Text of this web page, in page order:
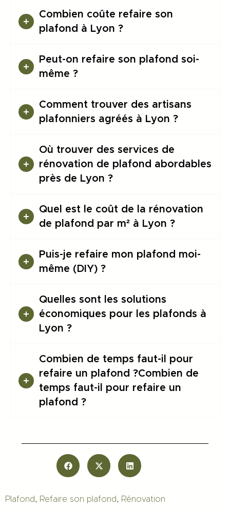
Combien coûte refaire son
plafond à Lyon ?
Peut-on refaire son plafond soi-
même ?
Comment trouver des artisans
plafonniers agréés à Lyon ?
Où trouver des services de
rénovation de plafond abordables
près de Lyon ?
Quel est le coût de la rénovation
de plafond par m² à Lyon ?
Puis-je refaire mon plafond moi-
même (DIY) ?
Quelles sont les solutions
économiques pour les plafonds à
Lyon ?
Combien de temps faut-il pour
refaire un plafond ?Combien de
temps faut-il pour refaire un
plafond ?
Plafond, Refaire son plafond, Rénovation